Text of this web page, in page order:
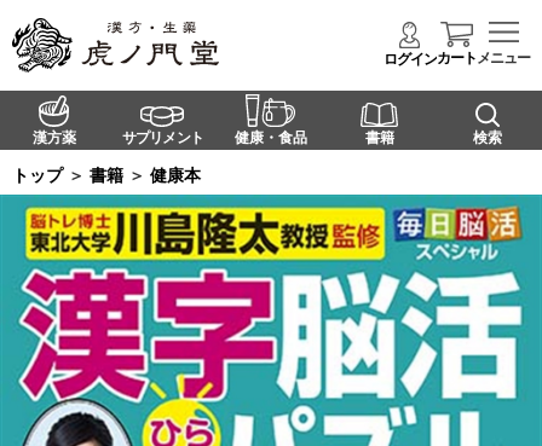
ログインカートメニュー
漢方薬 サプリメント 健康・食品 書籍 検索
トップ ＞ 書籍 ＞ 健康本